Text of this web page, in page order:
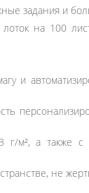
задания и
на 100
и
м², а также с
не